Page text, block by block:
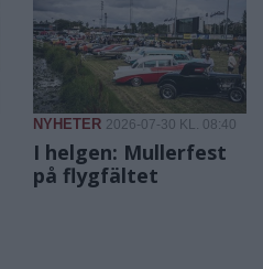
NYHETER 2026-07-30 KL. 08:40
I helgen: Mullerfest
på flygfältet